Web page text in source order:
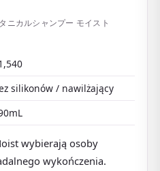
ニカルシャンプー モイスト
silikonów / nawilżający
wybierają osoby
wykończenia.